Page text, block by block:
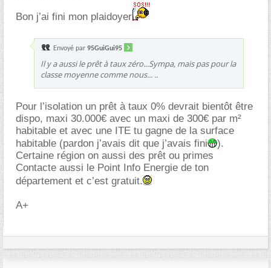
Bon j’ai fini mon plaidoyer
Envoyé par 95GuiGui95
Il y a aussi le prêt à taux zéro...Sympa, mais pas pour la
classe moyenne comme nous... ..
Pour l’isolation un prêt à taux 0% devrait bientôt être
dispo, maxi 30.000€ avec un maxi de 300€ par m²
habitable et avec une ITE tu gagne de la surface
habitable (pardon j’avais dit que j’avais fini
).
Certaine région on aussi des prêt ou primes
Contacte aussi le Point Info Energie de ton
département et c’est gratuit.
A+